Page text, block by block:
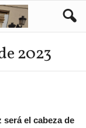
2023
el cabeza de